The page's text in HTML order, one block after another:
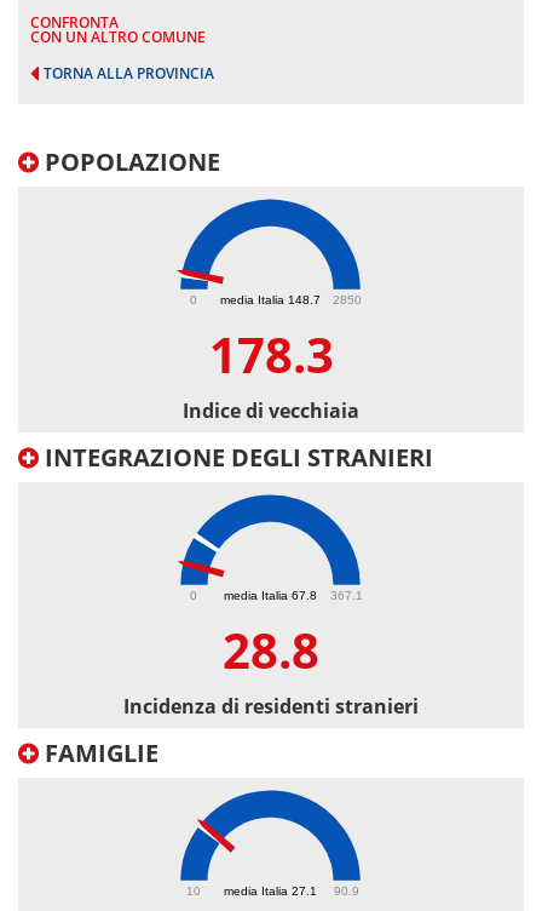
CONFRONTA
CON UN ALTRO COMUNE
TORNA ALLA PROVINCIA
POPOLAZIONE
media Italia 148.7
0 2850
178.3
Indice di vecchiaia
INTEGRAZIONE DEGLI STRANIERI
media Italia 67.8
0 367.1
28.8
Incidenza di residenti stranieri
FAMIGLIE
media Italia 27.1
10 90.9